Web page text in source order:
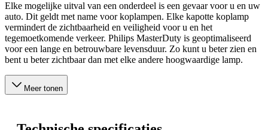
Elke mogelijke uitval van een onderdeel is een gevaar voor u en uw
auto. Dit geldt met name voor koplampen. Elke kapotte koplamp
vermindert de zichtbaarheid en veiligheid voor u en het
tegemoetkomende verkeer. Philips MasterDuty is geoptimaliseerd
voor een lange en betrouwbare levensduur. Zo kunt u beter zien en
bent u beter zichtbaar dan met elke andere hoogwaardige lamp.
Meer tonen